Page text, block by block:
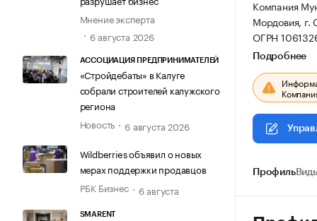
Мнение эксперта
6 августа 2026
АССОЦИАЦИЯ ПРЕДПРИНИМАТЕЛЕЙ
«Стройдебаты» в Калуге
собрали строителей калужского
региона
Новость
6 августа 2026
Wildberries объявил о новых
мерах поддержки продавцов
РБК Бизнес
6 августа
SMARENT
Компания
Мордовия, г.
ОГРН
Подробнее
Профиль